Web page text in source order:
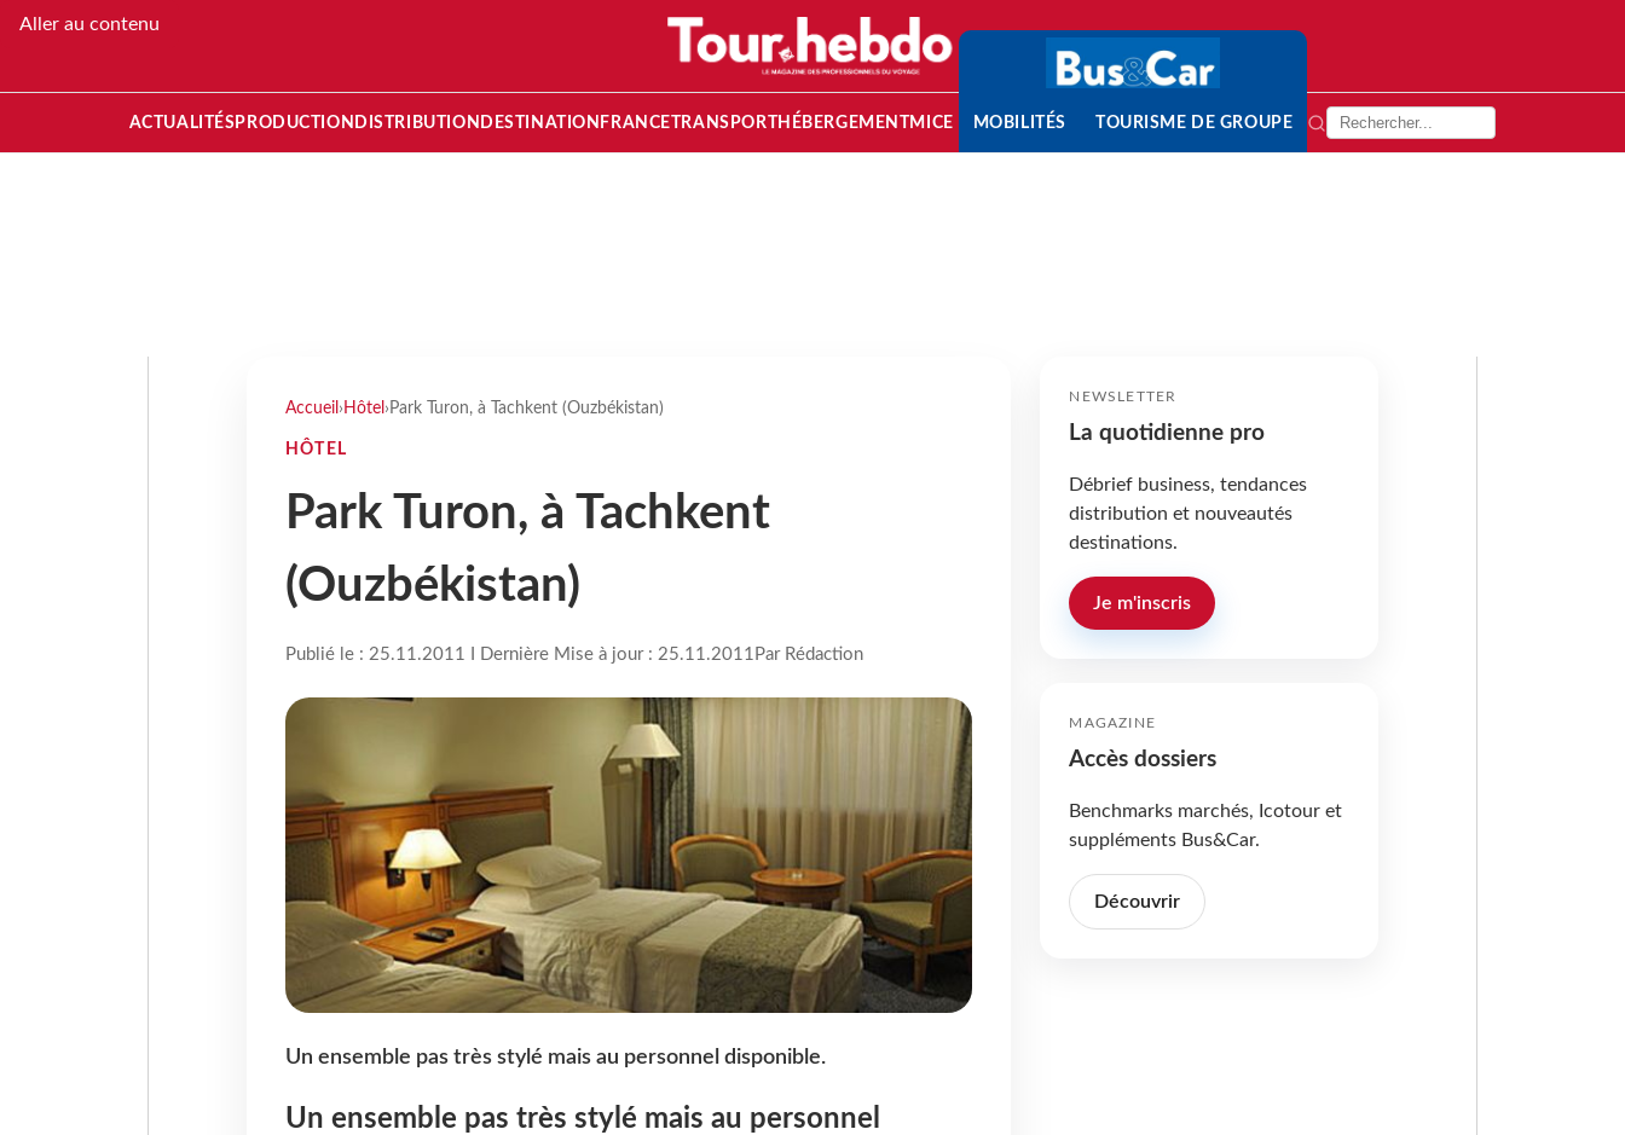
Aller au contenu
ACTUALITÉS PRODUCTION DISTRIBUTION DESTINATION FRANCETRANSPORT HÉBERGEMENTMICE MOBILITÉS TOURISME DE GROUPE
Accueil › Hôtel › Park Turon, à Tachkent (Ouzbékistan)
HÔTEL
Park Turon, à Tachkent
(Ouzbékistan)
Publié le : 25.11.2011 I Dernière Mise à jour : 25.11.2011 Par Rédaction
Un ensemble pas très stylé mais au personnel disponible.
Un ensemble pas très stylé mais au personnel
NEWSLETTER
La quotidienne pro
Débrief business, tendances
distribution et nouveautés
destinations.
Je m'inscris
MAGAZINE
Accès dossiers
Benchmarks marchés, Icotour et
suppléments Bus&Car.
Découvrir